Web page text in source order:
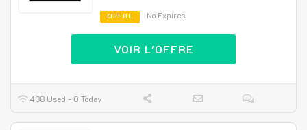
OFFRE No Expires
VOIR L'OFFRE
438 Used - 0 Today